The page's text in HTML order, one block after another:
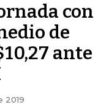
con
de
ante
2019